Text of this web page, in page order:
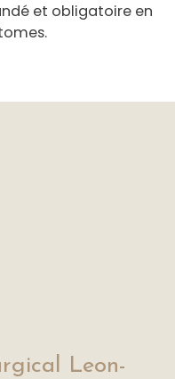
et obligatoire en
Leon-